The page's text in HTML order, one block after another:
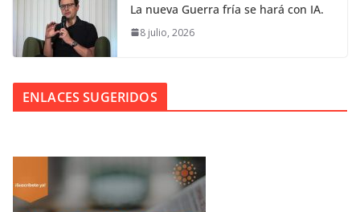
La nueva Guerra fría se hará con IA.
8 julio, 2026
ENLACES SUGERIDOS